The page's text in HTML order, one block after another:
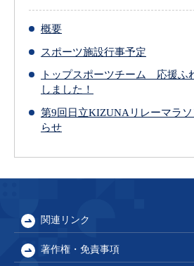
概要
スポーツ施設行事予定
トップスポーツチーム 応援ふ
しました！
第9回日立KIZUNAリレーマラ
らせ
関連リンク
著作権・免責事項